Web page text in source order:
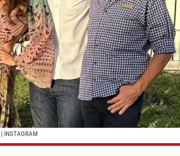
| INSTAGRAM